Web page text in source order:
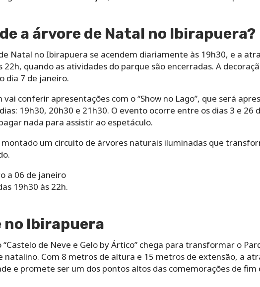
a árvore de Natal no Ibirapuera?
Natal no Ibirapuera se acendem diariamente às 19h30, e a
22h, quando as atividades do parque são encerradas. A
dia 7 de janeiro.
conferir apresentações com o “Show no Lago”, que será
19h30, 20h30 e 21h30. O evento ocorre entre os dias 3 e 26
nada para assistir ao espetáculo.
montado um circuito de árvores naturais iluminadas que
a 06 de janeiro
19h30 às 22h.
no Ibirapuera
de Neve e Gelo by Ártico” chega para transformar o
natalino. Com 8 metros de altura e 15 metros de extensão, a
e promete ser um dos pontos altos das comemorações de fim